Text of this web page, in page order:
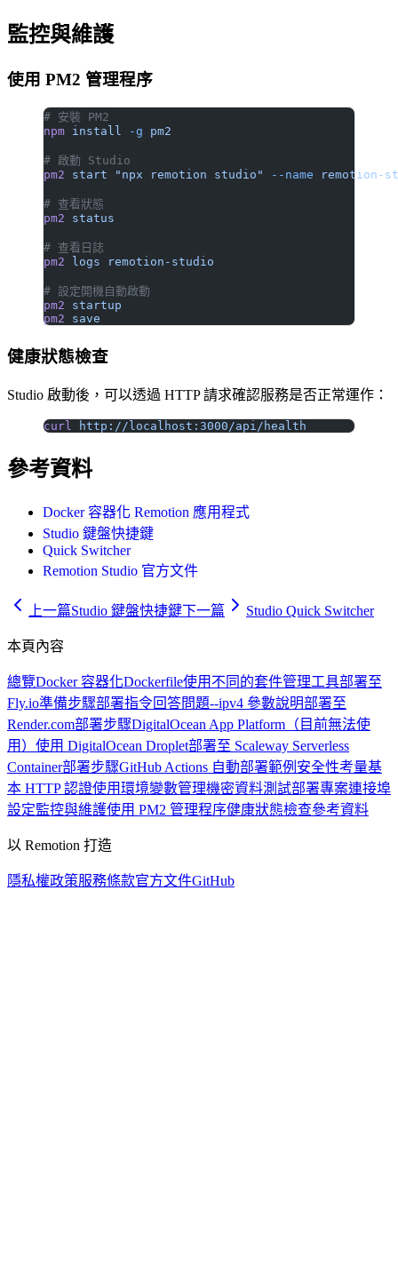
監控與維護
使用 PM2 管理程序
# 安裝 PM2
npm install -g pm2
# 啟動 Studio
pm2 start "npx remotion studio" --name remotion-
# 查看狀態
pm2 status
# 查看日誌
pm2 logs remotion-studio
# 設定開機自動啟動
pm2 startup
pm2 save
健康狀態檢查
Studio 啟動後，可以透過 HTTP 請求確認服務是否正常運作：
curl http://localhost:3000/api/health
參考資料
Docker 容器化 Remotion 應用程式
Studio 鍵盤快捷鍵
Quick Switcher
Remotion Studio 官方文件
上一篇Studio 鍵盤快捷鍵下一篇 Studio Quick Switcher
本頁內容
總覽Docker 容器化Dockerfile使用不同的套件管理工具部署至
Fly.io準備步驟部署指令回答問題--ipv4 參數說明部署至
Render.com部署步驟DigitalOcean App Platform（目前無法使
用） 使用 DigitalOcean Droplet部署至 Scaleway Serverless
Container部署步驟GitHub Actions 自動部署範例 安全性考量基
本 HTTP 認證使用環境變數管理機密資料測試部署專案連接埠
設定監控與維護使用 PM2 管理程序健康狀態檢查參考資料
以 Remotion 打造
隱私權政策服務條款官方文件GitHub